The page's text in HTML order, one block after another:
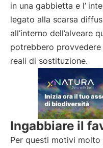
in una gabbietta e l’
legato alla scarsa
all’interno dell’alveare
potrebbero provvedere
reali di sostituzione.
Ingabbiare il
Per questi motivi